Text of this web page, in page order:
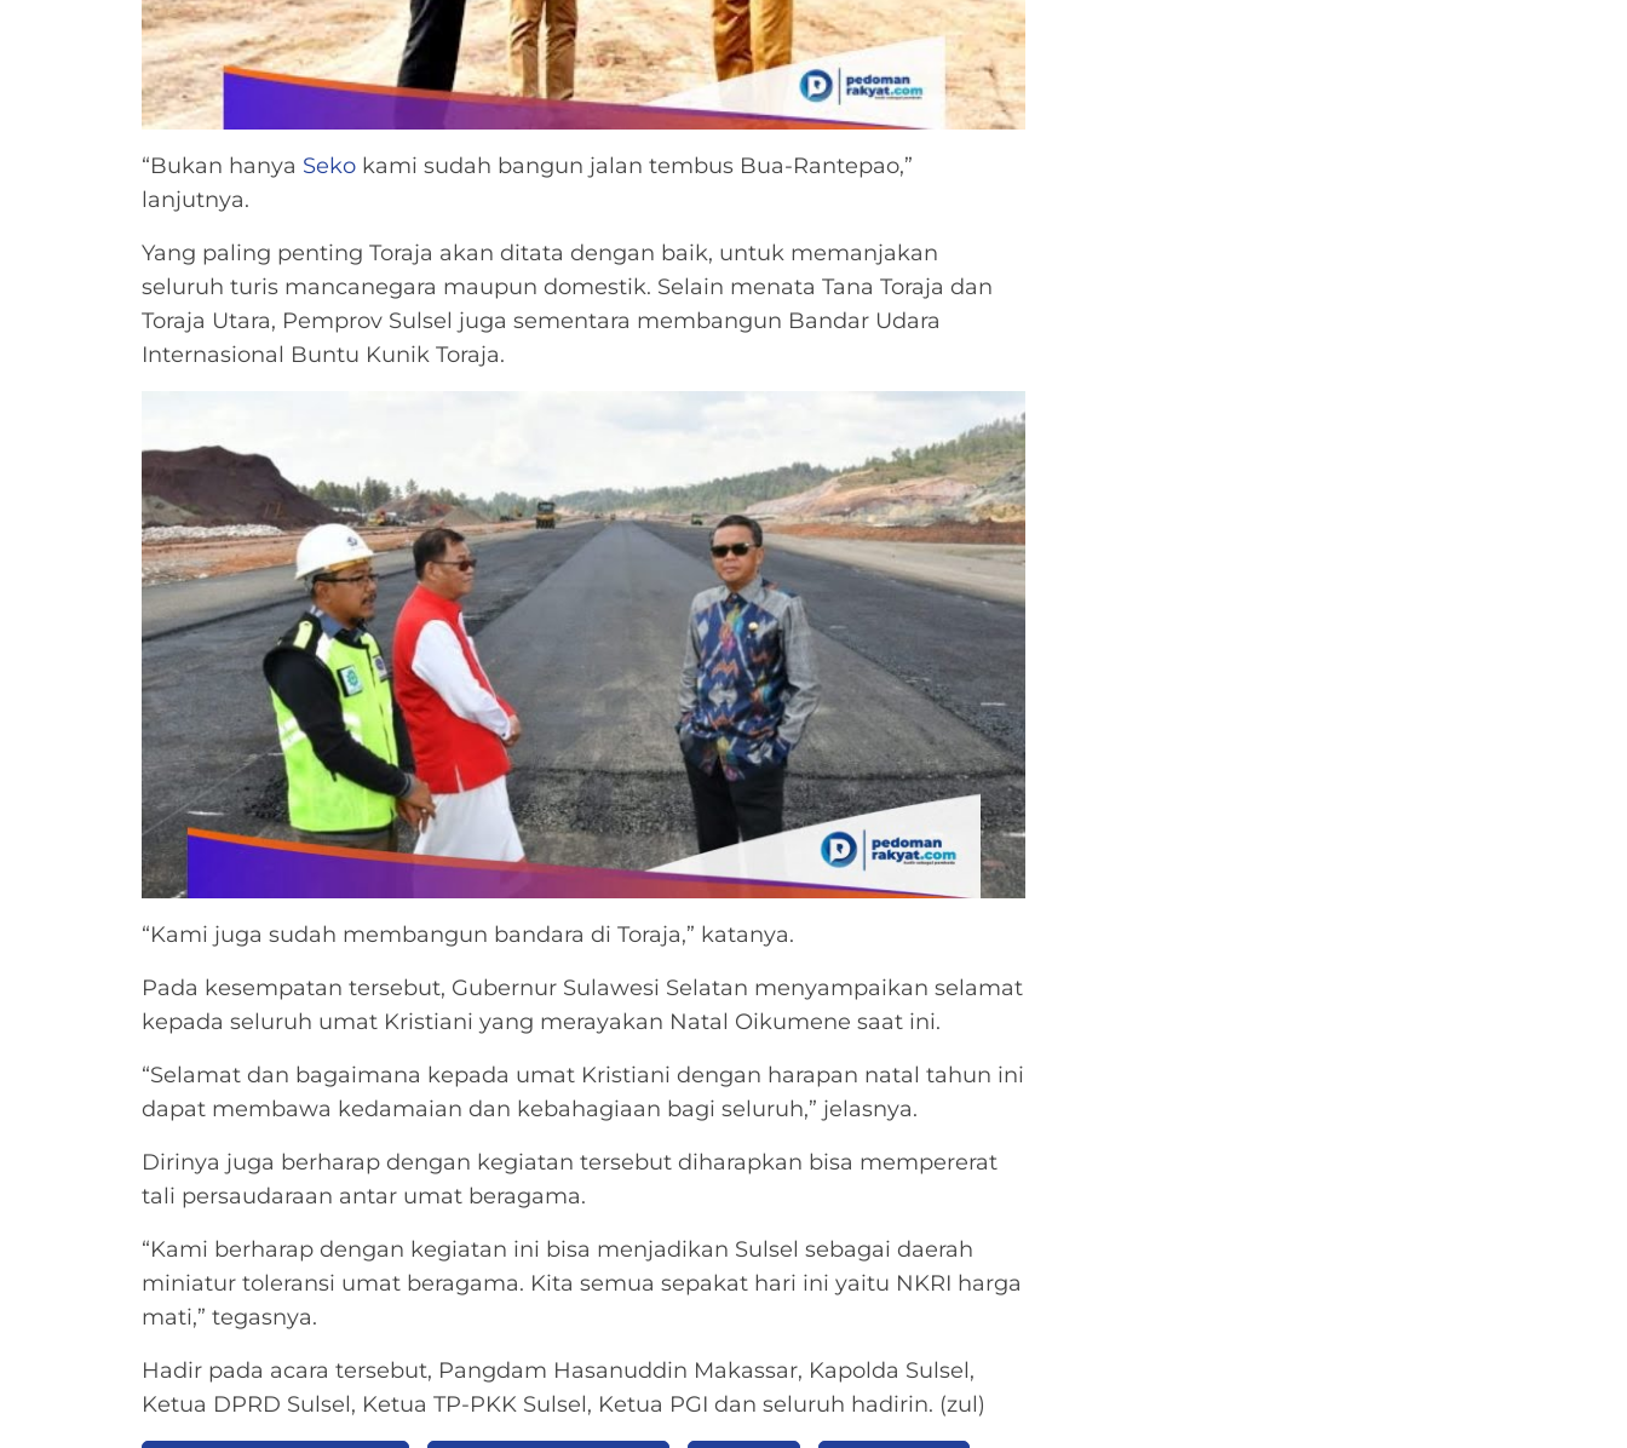
“Bukan hanya Seko kami sudah bangun jalan tembus Bua-Rantepao,”
lanjutnya.
Yang paling penting Toraja akan ditata dengan baik, untuk memanjakan
seluruh turis mancanegara maupun domestik. Selain menata Tana Toraja dan
Toraja Utara, Pemprov Sulsel juga sementara membangun Bandar Udara
Internasional Buntu Kunik Toraja.
“Kami juga sudah membangun bandara di Toraja,” katanya.
Pada kesempatan tersebut, Gubernur Sulawesi Selatan menyampaikan selamat
kepada seluruh umat Kristiani yang merayakan Natal Oikumene saat ini.
“Selamat dan bagaimana kepada umat Kristiani dengan harapan natal tahun ini
dapat membawa kedamaian dan kebahagiaan bagi seluruh,” jelasnya.
Dirinya juga berharap dengan kegiatan tersebut diharapkan bisa mempererat
tali persaudaraan antar umat beragama.
“Kami berharap dengan kegiatan ini bisa menjadikan Sulsel sebagai daerah
miniatur toleransi umat beragama. Kita semua sepakat hari ini yaitu NKRI harga
mati,” tegasnya.
Hadir pada acara tersebut, Pangdam Hasanuddin Makassar, Kapolda Sulsel,
Ketua DPRD Sulsel, Ketua TP-PKK Sulsel, Ketua PGI dan seluruh hadirin. (zul)